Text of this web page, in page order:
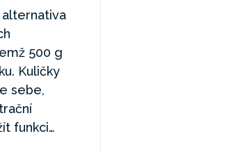
alternativa
500 g
Kuličky
sebe,
funkci